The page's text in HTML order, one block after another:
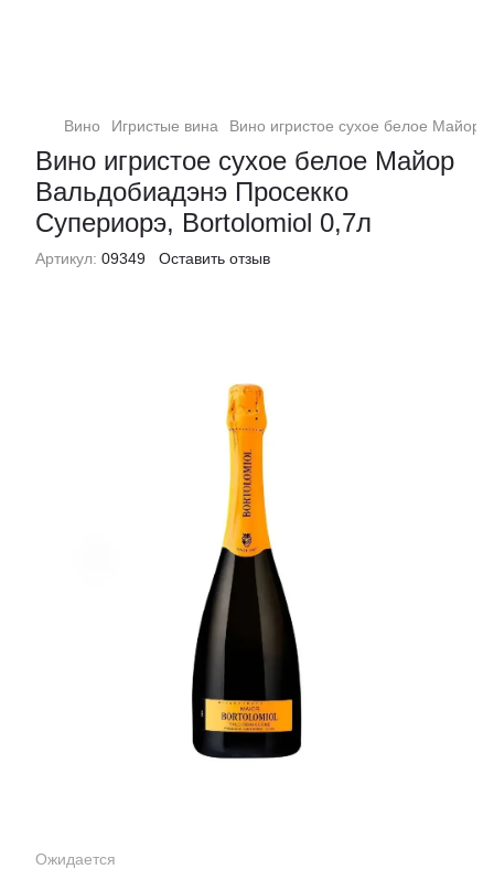
Вино Игристые вина Вино игристое сухое белое Майор
Вино игристое сухое белое Майор
Вальдобиадэнэ Просекко
Супериорэ, Bortolomiol 0,7л
Артикул: 09349 Оставить отзыв
Ожидается